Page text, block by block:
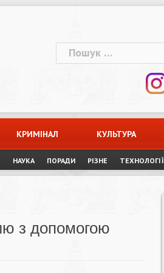
Пошук:
КРИМІНАЛ КУЛЬТУРА
НАУКА ПОРАДИ РІЗНЕ ТЕХНОЛОГІЇ
з допомогою